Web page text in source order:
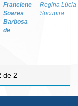
Franciene
Soares
Barbosa
de
Regina Lúcia
Sucupira
de 2